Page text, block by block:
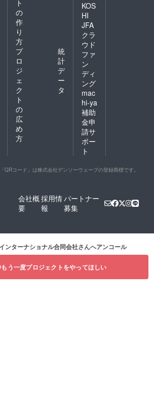
ト
の
作
り
方
プ
ロ
ジ
ェ
ク
ト
の
広
め
方
統
計
デ
ー
タ
KOS
HI
JFA
クラ
ウド
ファ
ン
ディ
ング
mac
hi-ya
補助
金申
請サ
ポー
ト
「QRコード」は株式会社デンソーウェーブの登録商標です。
会社概
要
採用情
報
パートナー
募集
ンターナショナル合同会社さんへアンコール
もう一度プロジェクトをやってほしい